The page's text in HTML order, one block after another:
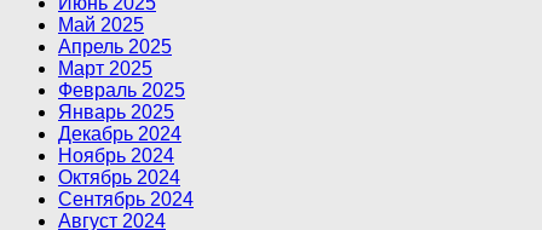
Май 2025
Апрель 2025
Март 2025
Февраль 2025
Январь 2025
Декабрь 2024
Ноябрь 2024
Октябрь 2024
Сентябрь 2024
Август 2024